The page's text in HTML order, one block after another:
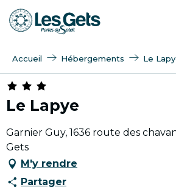
Aller
au
Accueil Hébergements Le
Le Lapye
Garnier Guy, 1636 route des
Gets
M'y rendre
Partager